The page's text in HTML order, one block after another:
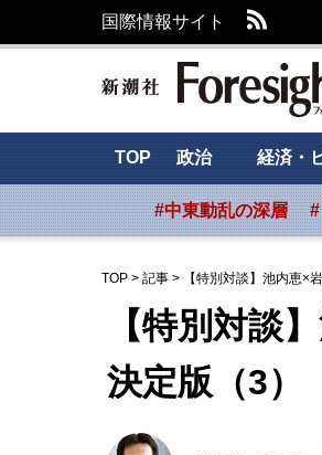
国際情報サイト
TOP 政治 経済・
#中東動乱の深層
TOP > 記事 > 【特別対談】池内恵×
【特別対談
決定版（3）